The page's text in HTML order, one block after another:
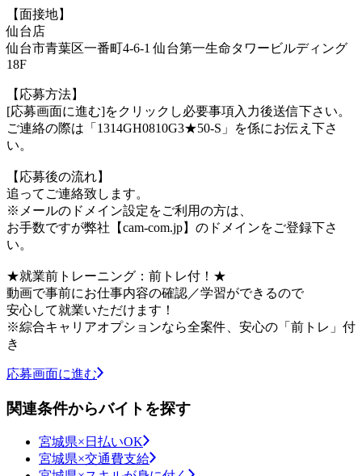
【面接地】
仙台店
仙台市青葉区一番町4-6-1 仙台第一生命タワービルディング
18F
【応募方法】
[応募画面に進む]をクリックし必要事項入力後送信下さい。
ご連絡の際は「1314GH0810G3★50-S」を係にお伝え下さ
い。
【応募後の流れ】
追ってご連絡致します。
※メールのドメイン設定をご利用の方は、
お手数ですが弊社【cam-com.jp】のドメインをご登録下さ
い。
★就業前トレーニング：前トレ付！★
動画で事前にお仕事内容の確認／学習ができるので
安心して就業いただけます！
※綜合キャリアオプションなら全案件、安心の「前トレ」付
き
応募画面に進む
関連条件からバイトを探す
宮城県×日払いOK
宮城県×交通費支給